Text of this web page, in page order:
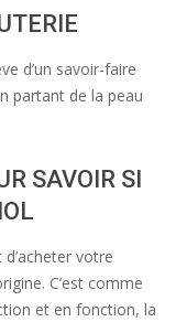
d’un savoir-faire
partant de la peau
SAVOIR SI
votre
C’est comme
et en fonction, la